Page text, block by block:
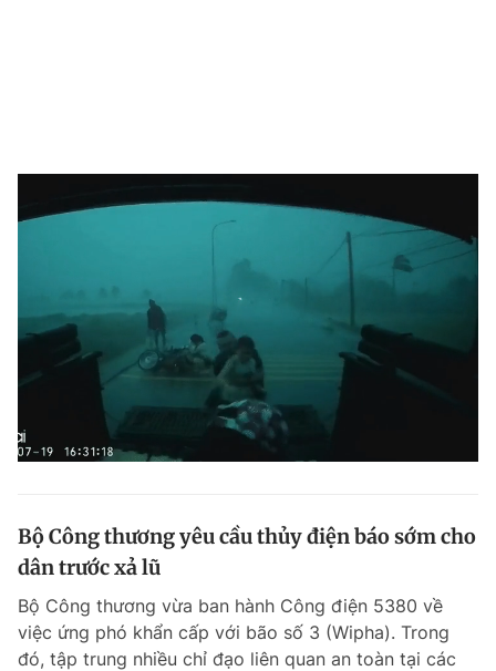
Bộ Công thương yêu cầu thủy điện báo sớm cho
dân trước xả lũ
Bộ Công thương vừa ban hành Công điện 5380 về
việc ứng phó khẩn cấp với bão số 3 (Wipha). Trong
đó, tập trung nhiều chỉ đạo liên quan an toàn tại các